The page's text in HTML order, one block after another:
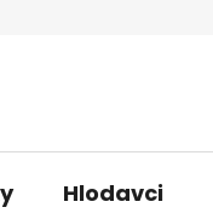
Hlodavci